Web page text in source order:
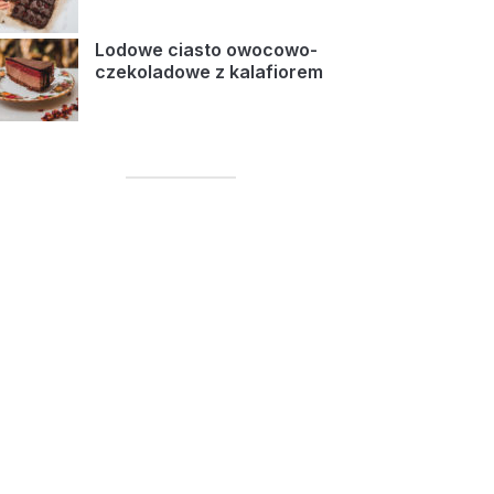
Lodowe ciasto owocowo-
czekoladowe z kalafiorem